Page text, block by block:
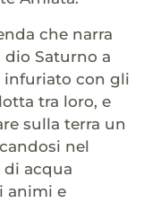
che narra
dio Saturno a
infuriato con gli
tra loro, e
sulla terra un
nel
acqua
animi e